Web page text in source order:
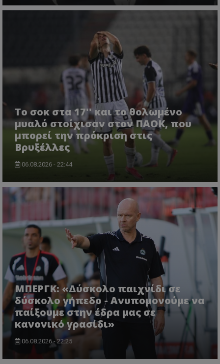
Το σοκ στα 17'' και το θολωμένο
μυαλό στοίχισαν στον ΠΑΟΚ, που
μπορεί την πρόκριση στις
Βρυξέλλες
06.08.2026 - 22:44
ΜΠΕΡΓΚ: «Δύσκολο παιχνίδι σε
δύσκολο γήπεδο - Ανυπομονούμε να
παίξουμε στην έδρα μας σε
κανονικό γρασίδι»
06.08.2026 - 22:25